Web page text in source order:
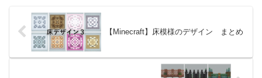
【Minecraft】床模様のデザイン まとめ